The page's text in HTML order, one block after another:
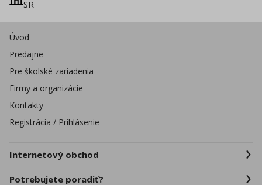
SR
Úvod
Predajne
Pre školské zariadenia
Firmy a organizácie
Kontakty
Registrácia / Prihlásenie
Internetový obchod
Potrebujete poradiť?